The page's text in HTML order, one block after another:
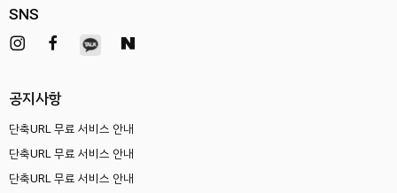
SNS
공지사항
단축URL 무료 서비스 안내
단축URL 무료 서비스 안내
단축URL 무료 서비스 안내